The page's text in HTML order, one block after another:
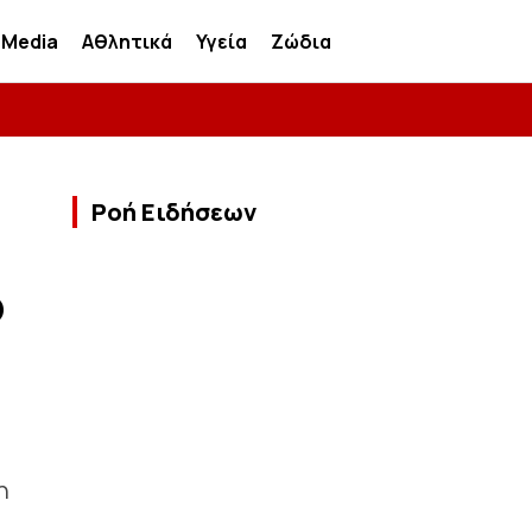
Media Αθλητικά Υγεία Ζώδια
Ροή Ειδήσεων